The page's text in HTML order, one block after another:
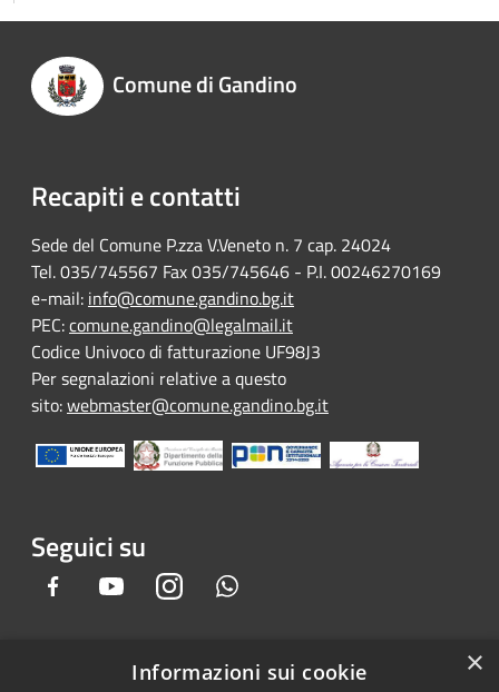
Comune di Gandino
Recapiti e contatti
Sede del Comune P.zza V.Veneto n. 7 cap. 24024
Tel. 035/745567 Fax 035/745646 - P.I. 00246270169
e-mail: info@comune.gandino.bg.it
PEC:comune.gandino@legalmail.it
Codice Univoco di fatturazione UF98J3
Per segnalazioni relative a questo
sito:webmaster@comune.gandino.bg.it
Seguici su
Facebook YoutubeInstagram
×
Informazioni sui cookie